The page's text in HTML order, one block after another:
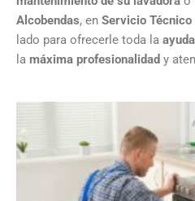
Alcobendas, en Servicio Técnico
lado para ofrecerle toda la
la máxima profesionalidad y